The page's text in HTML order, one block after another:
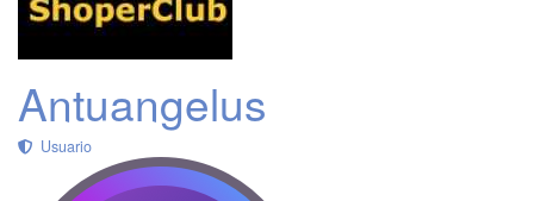
Antuangelus
Usuario